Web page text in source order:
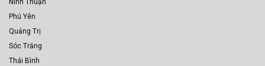
Ninh Thuận
Phú Yên
Quảng Trị
Sóc Trăng
Thái Bình